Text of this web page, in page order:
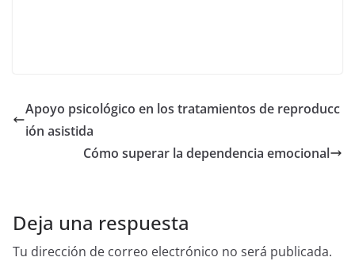
Apoyo psicológico en los tratamientos de reproducc
ión asistida
Cómo superar la dependencia emocional
Deja una respuesta
Tu dirección de correo electrónico no será publicada.